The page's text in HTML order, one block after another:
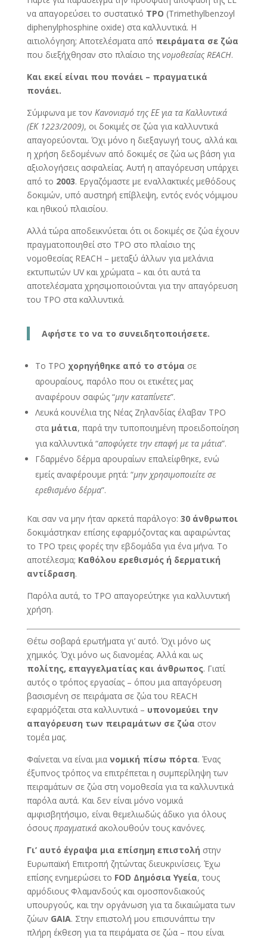
να απαγορεύσει το συστατικό TPO (Trimethylbenzoyl
diphenylphosphine oxide) στα καλλυντικά. Η
αιτιολόγηση; Αποτελέσματα από πειράματα σε ζώα
που διεξήχθησαν στο πλαίσιο της νομοθεσίας REACH.
Και εκεί είναι που πονάει – πραγματικά
πονάει.
Σύμφωνα με τον Κανονισμό της ΕΕ για τα Καλλυντικά
(ΕΚ 1223/2009), οι δοκιμές σε ζώα για καλλυντικά
απαγορεύονται. Όχι μόνο η διεξαγωγή τους, αλλά και
η χρήση δεδομένων από δοκιμές σε ζώα ως βάση για
αξιολογήσεις ασφαλείας. Αυτή η απαγόρευση υπάρχει
από το 2003. Εργαζόμαστε με εναλλακτικές μεθόδους
δοκιμών, υπό αυστηρή επίβλεψη, εντός ενός νόμιμου
και ηθικού πλαισίου.
Αλλά τώρα αποδεικνύεται ότι οι δοκιμές σε ζώα έχουν
πραγματοποιηθεί στο TPO στο πλαίσιο της
νομοθεσίας REACH – μεταξύ άλλων για μελάνια
εκτυπωτών UV και χρώματα – και ότι αυτά τα
αποτελέσματα χρησιμοποιούνται για την απαγόρευση
του TPO στα καλλυντικά.
Αφήστε το να το συνειδητοποιήσετε.
Το TPO χορηγήθηκε από το στόμα σε
αρουραίους, παρόλο που οι ετικέτες μας
αναφέρουν σαφώς “μην καταπίνετε”.
Λευκά κουνέλια της Νέας Ζηλανδίας έλαβαν TPO
στα μάτια, παρά την τυποποιημένη προειδοποίηση
για καλλυντικά “αποφύγετε την επαφή με τα μάτια”.
Γδαρμένο δέρμα αρουραίων επαλείφθηκε, ενώ
εμείς αναφέρουμε ρητά: “μην χρησιμοποιείτε σε
ερεθισμένο δέρμα”.
Και σαν να μην ήταν αρκετά παράλογο: 30 άνθρωποι
δοκιμάστηκαν επίσης εφαρμόζοντας και αφαιρώντας
το TPO τρεις φορές την εβδομάδα για ένα μήνα. Το
αποτέλεσμα; Καθόλου ερεθισμός ή δερματική
αντίδραση.
Παρόλα αυτά, το TPO απαγορεύτηκε για καλλυντική
χρήση.
Θέτω σοβαρά ερωτήματα γι’ αυτό. Όχι μόνο ως
χημικός. Όχι μόνο ως διανομέας. Αλλά και ως
πολίτης, επαγγελματίας και άνθρωπος. Γιατί
αυτός ο τρόπος εργασίας – όπου μια απαγόρευση
βασισμένη σε πειράματα σε ζώα του REACH
εφαρμόζεται στα καλλυντικά – υπονομεύει την
απαγόρευση των πειραμάτων σε ζώα στον
τομέα μας.
Φαίνεται να είναι μια νομική πίσω πόρτα. Ένας
έξυπνος τρόπος να επιτρέπεται η συμπερίληψη των
πειραμάτων σε ζώα στη νομοθεσία για τα καλλυντικά
παρόλα αυτά. Και δεν είναι μόνο νομικά
αμφισβητήσιμο, είναι θεμελιωδώς άδικο για όλους
όσους πραγματικάακολουθούν τους κανόνες.
Γι’ αυτό έγραψα μια επίσημη επιστολή στην
Ευρωπαϊκή Επιτροπή ζητώντας διευκρινίσεις. Έχω
επίσης ενημερώσει το FOD Δημόσια Υγεία, τους
αρμόδιους Φλαμανδούς και ομοσπονδιακούς
υπουργούς, και την οργάνωση για τα δικαιώματα των
ζώων GAIA. Στην επιστολή μου επισυνάπτω την
πλήρη έκθεση για τα πειράματα σε ζώα – που είναι